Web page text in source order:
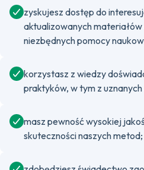
zyskujesz dostęp do
aktualizowanych
niezbędnych pomocy
korzystasz z wiedzy
praktyków, w tym z
masz pewność wysokiej
skuteczności naszych metod;